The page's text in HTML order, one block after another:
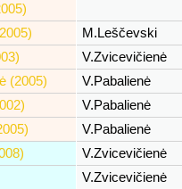
M.Leščevski
V.Zvicevičienė
(2005)
V.Pabalienė
V.Pabalienė
V.Pabalienė
V.Zvicevičienė
V.Zvicevičienė